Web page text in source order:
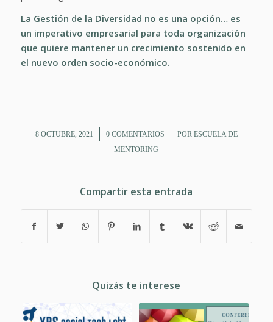
La Gestión de la Diversidad no es una opción… es
un imperativo empresarial para toda organización
que quiere mantener un crecimiento sostenido en
el nuevo orden socio-económico.
8 OCTUBRE, 2021
/ 0 COMENTARIOS
/ POR ESCUELA DE
MENTORING
Compartir esta entrada
Quizás te interese